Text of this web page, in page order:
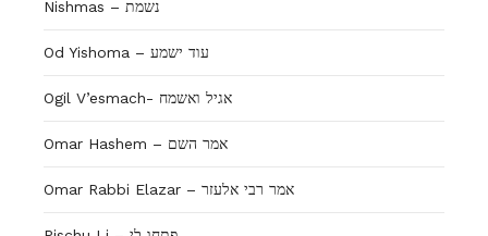
Nishmas – נשמת
Od Yishoma – עוד ישמע
Ogil V’esmach- אגיל ואשמח
Omar Hashem – אמר השם
Omar Rabbi Elazar – אמר רבי אלעזר